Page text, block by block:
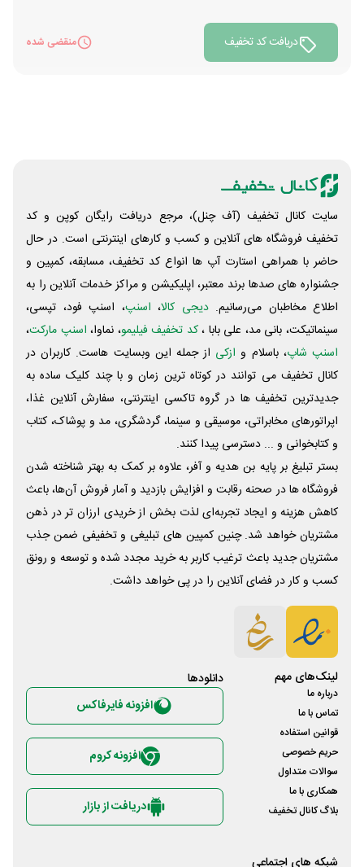
دریافت کد تخفیف منقضی شده
سایت کانال تخفیف (آف چنل)، مرجع دریافت رایگان کوپن و کد
تخفیف فروشگاه های آنلاین و کسب و‌ کارهای اینترنتی است. در حال
حاضر با همراهی استارت آپ ها انواع کد تخفیف، مسابقه، کمپین و
جشنواره های صدها برند معتبر، اپلیکیشن و مراکز خدمات آنلاین را به
اطلاع مخاطبان می‌رسانیم. دیجی کالا، اسنپ، اسنپ فود، تپسی،
سینماتیکت، بانی مد، علی‌ بابا ،کد تخفیف فیلیمو، نماوا، اسنپ مارکت،
اسنپ شاپ، باسلام و ازکی از جمله این وبسایت ‌هاست. کاربران در
کانال تخفیف می توانند در کوتاه ترین زمان و با چند کلیک ساده به
جدیدترین تخفیف ها در گروه تاکسی اینترنتی، سفارش آنلاین غذا،
اپراتورهای مخابراتی، موسیقی و سینما، گردشگری، مد و پوشاک، کتاب
و کتابخوانی و ... دسترسی پیدا کنند.
بستر تبلیغ بر پایه بن هدیه و آفر، علاوه بر کمک به بهتر شناخته شدن
فروشگاه ها در صحنه رقابت و افزایش بازدید و آمار فروش آن‌ها، باعث
کاهش هزینه و ایجاد تجربه‌ای لذت بخش از خریدی ارزان تر در ذهن
مشتریان خواهد شد. چنین کمپین های تبلیغی و تخفیفی ضمن جذب
مشتریان جدید باعث ترغیب کاربر به خرید مجدد شده و توسعه و رونق
کسب و کار در فضای آنلاین را در پی خواهد داشت.
لینک‌های مهم
درباره ما
تماس با ما
قوانین استفاده
حریم خصوصی
سوالات متداول
همکاری با ما
بلاگ کانال تخفیف
شبکه های اجتماعی
دانلود‌ها
افزونه فایرفاکس
افزونه کروم
دریافت از بازار